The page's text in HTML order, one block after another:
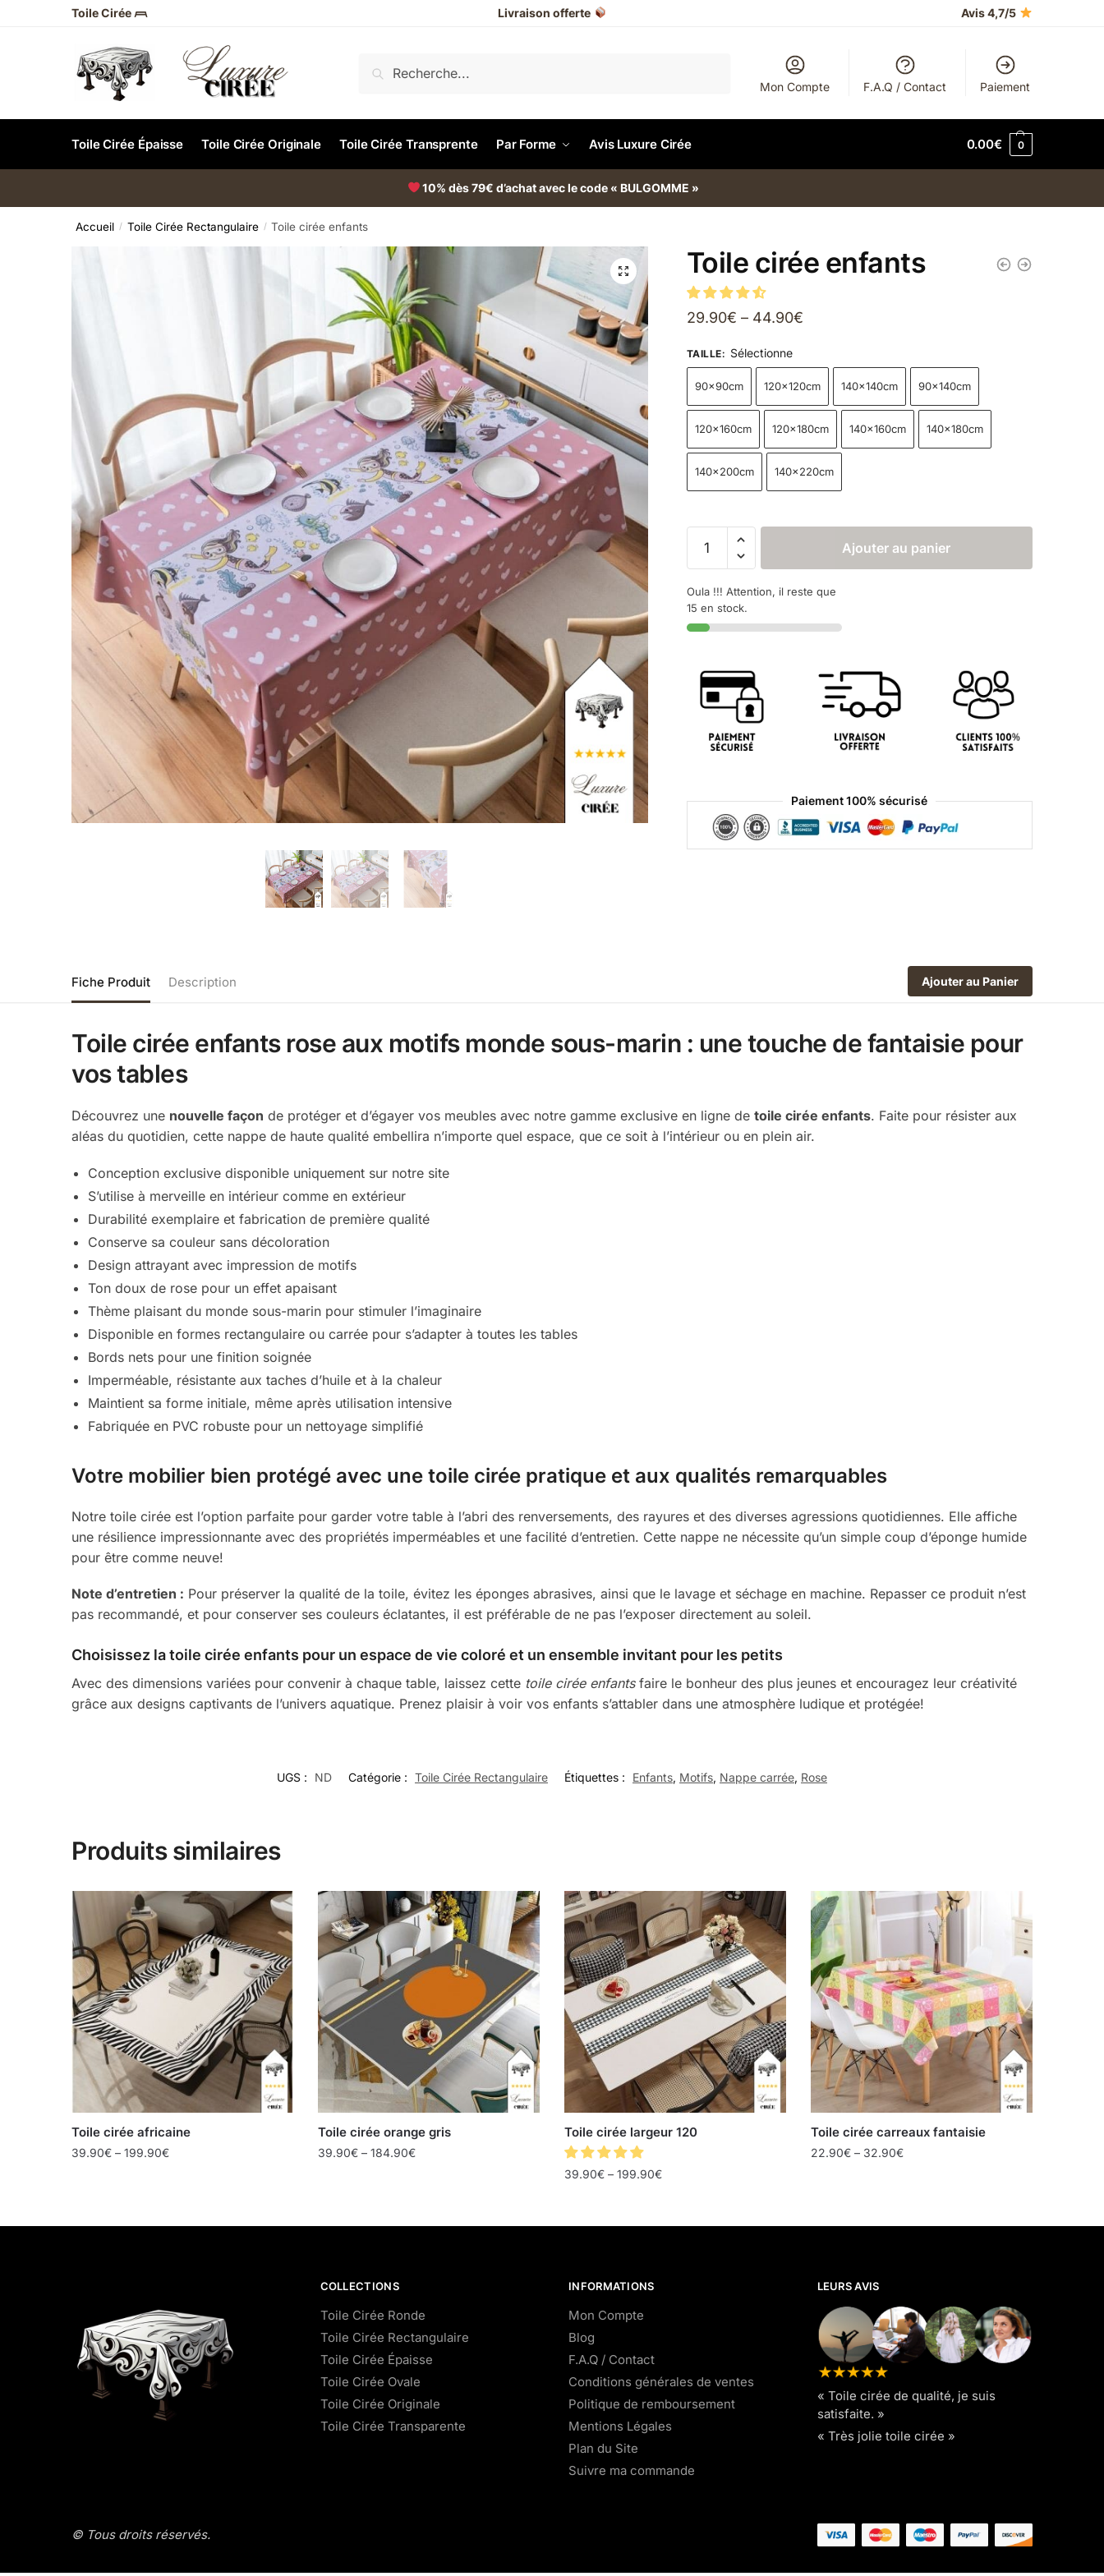
Toile Cirée 𓊳 Livraison offerte Avis 4,7/5
Recherche
Mon Compte F.A.Q / Contact Paiement
Toile Cirée Épaisse Toile Cirée Originale Toile Cirée Transprente Par Forme Avis Luxure Cirée 0.00€ 0
10% dès 79€ d’achat avec le code « BULGOMME »
Accueil / Toile Cirée Rectangulaire / Toile cirée enfants
Toile cirée enfants
29.90€ – 44.90€
TAILLE: Sélectionne
90x90cm 120x120cm 140x140cm 90x140cm
120x160cm 120x180cm 140x160cm 140x180cm
140x200cm 140x220cm
Ajouter au panier
Oula !!! Attention, il reste que
15 en stock.
Paiement 100% sécurisé
Fiche Produit Description Ajouter au Panier
Toile cirée enfants rose aux motifs monde sous-marin : une touche de fantaisie pour
vos tables
Découvrez une nouvelle façon de protéger et d’égayer vos meubles avec notre gamme exclusive en ligne detoile cirée enfants. Faite pour résister aux
aléas du quotidien, cette nappe de haute qualité embellira n’importe quel espace, que ce soit à l’intérieur ou en plein air.
Conception exclusive disponible uniquement sur notre site
S’utilise à merveille en intérieur comme en extérieur
Durabilité exemplaire et fabrication de première qualité
Conserve sa couleur sans décoloration
Design attrayant avec impression de motifs
Ton doux de rose pour un effet apaisant
Thème plaisant du monde sous-marin pour stimuler l’imaginaire
Disponible en formes rectangulaire ou carrée pour s’adapter à toutes les tables
Bords nets pour une finition soignée
Imperméable, résistante aux taches d’huile et à la chaleur
Maintient sa forme initiale, même après utilisation intensive
Fabriquée en PVC robuste pour un nettoyage simplifié
Votre mobilier bien protégé avec une toile cirée pratique et aux qualités remarquables
Notre toile cirée est l’option parfaite pour garder votre table à l’abri des renversements, des rayures et des diverses agressions quotidiennes. Elle affiche
une résilience impressionnante avec des propriétés imperméables et une facilité d’entretien. Cette nappe ne nécessite qu’un simple coup d’éponge humide
pour être comme neuve!
Note d’entretien : Pour préserver la qualité de la toile, évitez les éponges abrasives, ainsi que le lavage et séchage en machine. Repasser ce produit n’est
pas recommandé, et pour conserver ses couleurs éclatantes, il est préférable de ne pas l’exposer directement au soleil.
Choisissez latoile cirée enfants pour un espace de vie coloré et un ensemble invitant pour les petits
Avec des dimensions variées pour convenir à chaque table, laissez cette toile cirée enfantsfaire le bonheur des plus jeunes et encouragez leur créativité
grâce aux designs captivants de l’univers aquatique. Prenez plaisir à voir vos enfants s’attabler dans une atmosphère ludique et protégée!
UGS : ND Catégorie : Toile Cirée Rectangulaire Étiquettes : Enfants, Motifs, Nappe carrée, Rose
Produits similaires
Toile cirée africaine
39.90€ –199.90€
Toile cirée orange gris
39.90€ – 184.90€
Toile cirée largeur 120
39.90€– 199.90€
Toile cirée carreaux fantaisie
22.90€– 32.90€
COLLECTIONS
Toile Cirée Ronde
Toile Cirée Rectangulaire
Toile Cirée Épaisse
Toile Cirée Ovale
Toile Cirée Originale
Toile Cirée Transparente
INFORMATIONS
Mon Compte
Blog
F.A.Q / Contact
Conditions générales de ventes
Politique de remboursement
Mentions Légales
Plan du Site
Suivre ma commande
LEURS AVIS
« Toile cirée de qualité, je suis
satisfaite. »
« Très jolie toile cirée »
© Tous droits réservés.